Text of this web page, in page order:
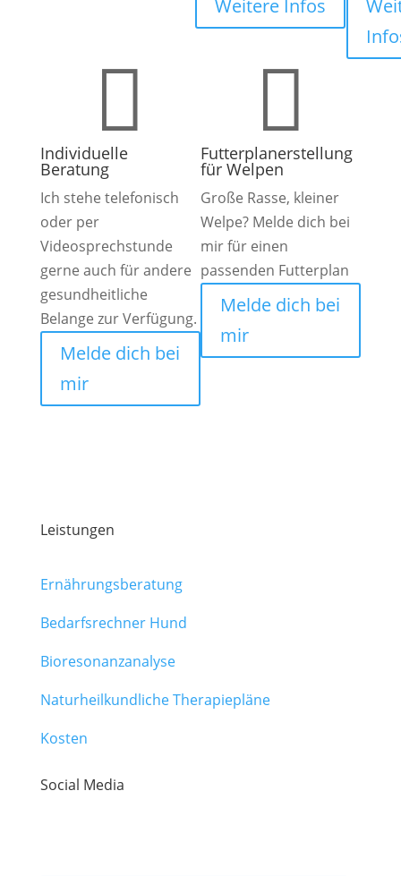
Weitere Infos

Individuelle
Beratung
Ich stehe telefonisch
oder per
Videosprechstunde
gerne auch für andere
gesundheitliche
Belange zur Verfügung.
Melde dich bei
mir

Futterplanerstellung
für Welpen
Große Rasse, kleiner
Welpe? Melde dich bei
mir für einen
passenden Futterplan
Melde dich bei
mir
Leistungen
Ernährungsberatung
Bedarfsrechner Hund
Bioresonanzanalyse
Naturheilkundliche Therapiepläne
Kosten
Social Media